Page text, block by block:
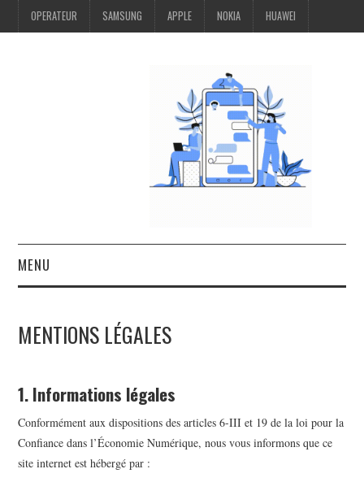
OPERATEUR SAMSUNG APPLE NOKIA HUAWEI
MENU
SAMSUNG
APPLE
NOKIA
HUAWEI
MENTIONS LÉGALES
1. Informations légales
Conformément aux dispositions des articles 6-III et 19 de la loi pour la
Confiance dans l’Économie Numérique, nous vous informons que ce
site internet est hébergé par :